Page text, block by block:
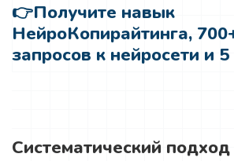
👉Получите навык
НейроКопирайтинга,
запросов к нейросети и
Систематический подход